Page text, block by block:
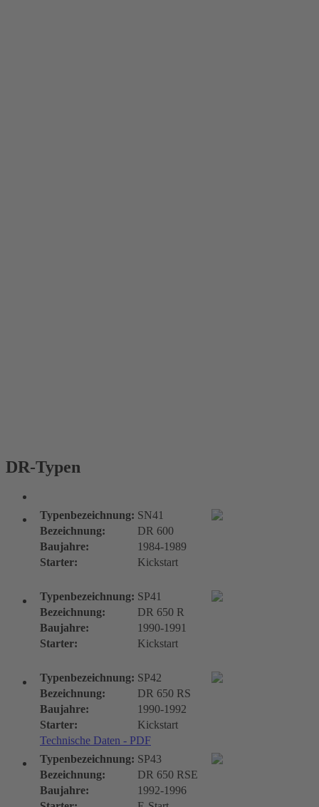
DR-Typen
Typenbezeichnung: SN41
Bezeichnung:
DR 600
Baujahre:
1984-1989
Starter:
Kickstart
Typenbezeichnung: SP41
Bezeichnung:
DR 650 R
Baujahre:
1990-1991
Starter:
Kickstart
Typenbezeichnung: SP42
Bezeichnung:
DR 650 RS
Baujahre:
1990-1992
Starter:
Kickstart
Technische Daten - PDF
Typenbezeichnung: SP43
Bezeichnung:
DR 650 RSE
Baujahre:
1992-1996